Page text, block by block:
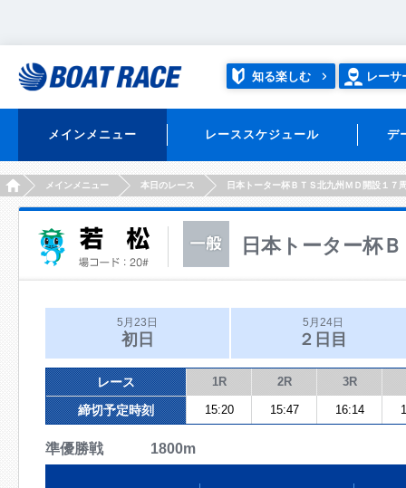
知る楽しむ レーサ
メインメニュー レーススケジュール デ
HOMEメインメニュー 本日のレース 日本トーター杯ＢＴＳ北九州ＭＤ開設１７
日本トーター杯
5月23日
初日
5月24日
２日目
レース 1R 2R 3R
締切予定時刻 15:20 15:47 16:14
準優勝戦 1800m